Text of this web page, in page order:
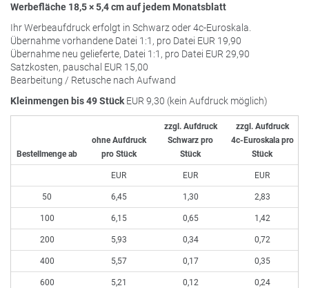
Werbefläche 18,5 × 5,4 cm auf jedem Monatsblatt
Ihr Werbeaufdruck erfolgt in Schwarz oder 4c-Euroskala.
Übernahme vorhandene Datei 1:1, pro Datei EUR 19,90
Übernahme neu gelieferte, Datei 1:1, pro Datei EUR 29,90
Satzkosten, pauschal EUR 15,00
Bearbeitung / Retusche nach Aufwand
Kleinmengen bis 49 Stück EUR 9,30 (kein Aufdruck möglich)
Bestellmenge ab
50
100
200
400
600
ohne Aufdruck
pro Stück
EUR
6,45
6,15
5,93
5,57
5,21
zzgl. Aufdruck
Schwarz pro
Stück
EUR
1,30
0,65
0,34
0,17
0,12
zzgl. Aufdruck
4c-Euroskala pro
Stück
EUR
2,83
1,42
0,72
0,35
0,24